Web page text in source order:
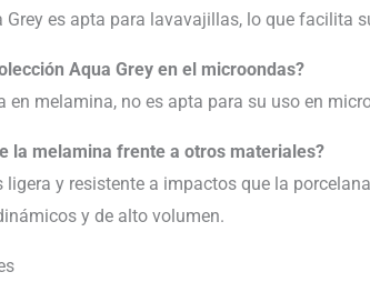
Grey es apta para lavavajillas, lo que facilita
Aqua Grey en el microondas?
en melamina, no es apta para su uso en
la melamina frente a otros materiales?
ligera y resistente a impactos que la
y de alto volumen.